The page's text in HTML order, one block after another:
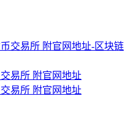
易所 附官网地址
易所 附官网地址